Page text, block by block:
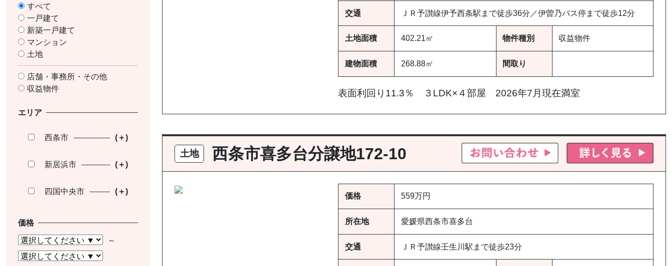
交通 ＪＲ予讃線伊予西条駅まで徒歩36分／伊曽乃バス停まで徒歩12分
土地面積 402.21㎡
建物面積 268.88㎡
物件種別 収益物件
間取り
表面利回り11.3％ ３LDK×４部屋 2026年7月現在満室
土地 西条市喜多台分譲地172-10
価格 559万円
所在地 愛媛県西条市喜多台
交通 ＪＲ予讃線壬生川駅まで徒歩23分
すべて
一戸建て
新築一戸建て
マンション
土地
店舗・事務所・その他
収益物件
エリア
西条市
新居浜市
四国中央市
価格